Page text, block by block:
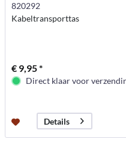
820292
Kabeltransporttas
€ 9,95 *
Direct klaar voor
Details